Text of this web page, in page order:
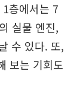
층에서는 7
실물 엔진,
수 있다. 또,
보는 기회도